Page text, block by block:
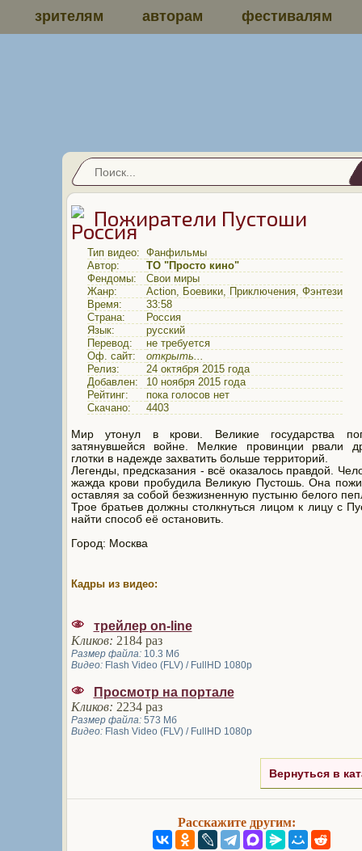
зрителям авторам фестивалям
Пожиратели Пустоши
Тип видео: Фанфильмы
Автор:
ТО "Просто кино"
Фендомы:
Свои миры
Жанр:
Action, Боевики, Приключения, Фэнтези
Время:
33:58
Страна:
Россия
Язык:
русский
Перевод:
не требуется
Оф. сайт:
открыть...
Релиз:
24 октября 2015 года
Добавлен:
10 ноября 2015 года
Рейтинг:
пока голосов нет
Скачано:
4403
Мир утонул в крови. Великие государства
затянувшейся войне. Мелкие провинции рвали
глотки в надежде захватить больше территорий.
Легенды, предсказания - всё оказалось правдой.
жажда крови пробудила Великую Пустошь. Она
оставляя за собой безжизненную пустыню белого
Трое братьев должны столкнуться лицом к лицу с
найти способ её остановить.
Город: Москва
Кадры из видео:
трейлер on-line
Кликов: 2184 раз
Размер файла:10.3 Мб
Видео:Flash Video (FLV) / FullHD 1080p
Просмотр на портале
Кликов: 2234 раз
Размер файла:573 Мб
Видео:Flash Video (FLV) / FullHD 1080p
Вернуться в
Расскажите другим: